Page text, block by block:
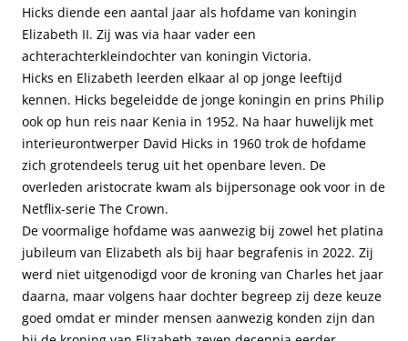
Hicks diende een aantal jaar als hofdame van koningin
Elizabeth II. Zij was via haar vader een
achterachterkleindochter van koningin Victoria.
Hicks en Elizabeth leerden elkaar al op jonge leeftijd
kennen. Hicks begeleidde de jonge koningin en prins Philip
ook op hun reis naar Kenia in 1952. Na haar huwelijk met
interieurontwerper David Hicks in 1960 trok de hofdame
zich grotendeels terug uit het openbare leven. De
overleden aristocrate kwam als bijpersonage ook voor in de
Netflix-serie The Crown.
De voormalige hofdame was aanwezig bij zowel het platina
jubileum van Elizabeth als bij haar begrafenis in 2022. Zij
werd niet uitgenodigd voor de kroning van Charles het jaar
daarna, maar volgens haar dochter begreep zij deze keuze
goed omdat er minder mensen aanwezig konden zijn dan